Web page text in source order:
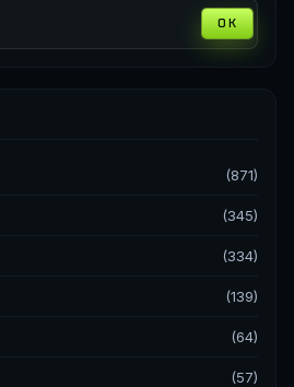
OK
(871)
(345)
(334)
(139)
(64)
(57)